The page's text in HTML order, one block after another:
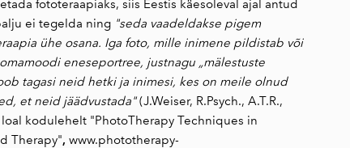
fototeraapiaks, siis Eestis käesoleval ajal antud
ei tegelda ning "seda vaadeldakse pigem
ühe osana. Iga foto, mille inimene pildistab või
eneseportree, justnagu „mälestuste
tagasi neid hetki ja inimesi, kes on meile olnud
et neid jäädvustada"(J.Weiser, R.Psych., A.T.R.,
kodulehelt "PhotoTherapy Techniques in
Therapy", www.phototherapy-